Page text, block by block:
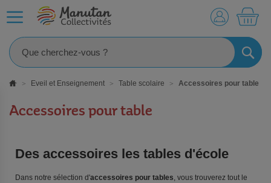
Eveil et Enseignement Table scolaire Accessoires pour table
Accessoires pour table
Des accessoires les tables d'école
Dans notre sélection d'accessoires pour tables, vous trouverez tout le